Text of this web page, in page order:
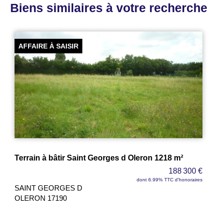
Biens similaires à votre recherche
AFFAIRE À SAISIR
Terrain à bâtir Saint Georges d Oleron 1218 m²
188 300 €
dont 6.99% TTC d'honoraires
SAINT GEORGES D
OLERON 17190